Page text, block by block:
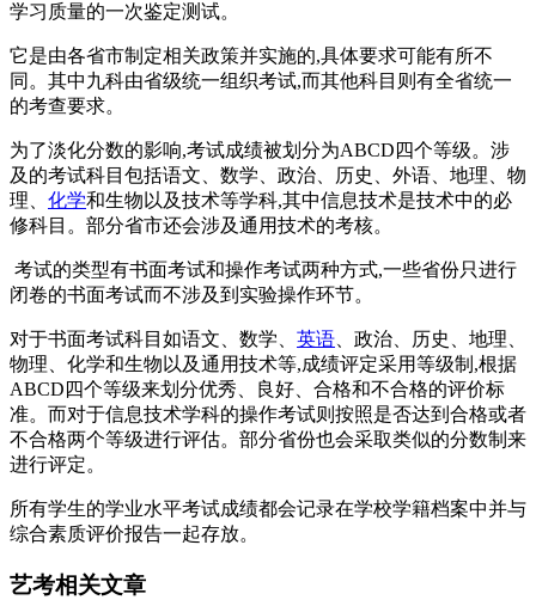
学习质量的一次鉴定测试。
它是由各省市制定相关政策并实施的,具体要求可能有所不
同。其中九科由省级统一组织考试,而其他科目则有全省统一
的考查要求。
为了淡化分数的影响,考试成绩被划分为ABCD四个等级。涉
及的考试科目包括语文、数学、政治、历史、外语、地理、物
理、 化学和生物以及技术等学科,其中信息技术是技术中的必
修科目。部分省市还会涉及通用技术的考核。
考试的类型有书面考试和操作考试两种方式,一些省份只进行
闭卷的书面考试而不涉及到实验操作环节。
对于书面考试科目如语文、数学、 英语 、政治、历史、地理、
物理、化学和生物以及通用技术等,成绩评定采用等级制,根据
ABCD四个等级来划分优秀、良好、合格和不合格的评价标
准。而对于信息技术学科的操作考试则按照是否达到合格或者
不合格两个等级进行评估。部分省份也会采取类似的分数制来
进行评定。
所有学生的学业水平考试成绩都会记录在学校学籍档案中并与
综合素质评价报告一起存放。
艺考相关文章